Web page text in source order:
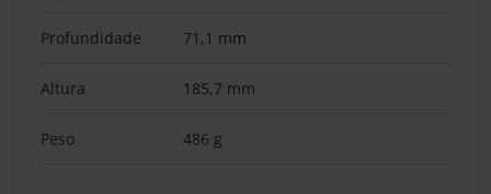
Profundidade 71,1 mm
Altura 185,7 mm
Peso 486 g